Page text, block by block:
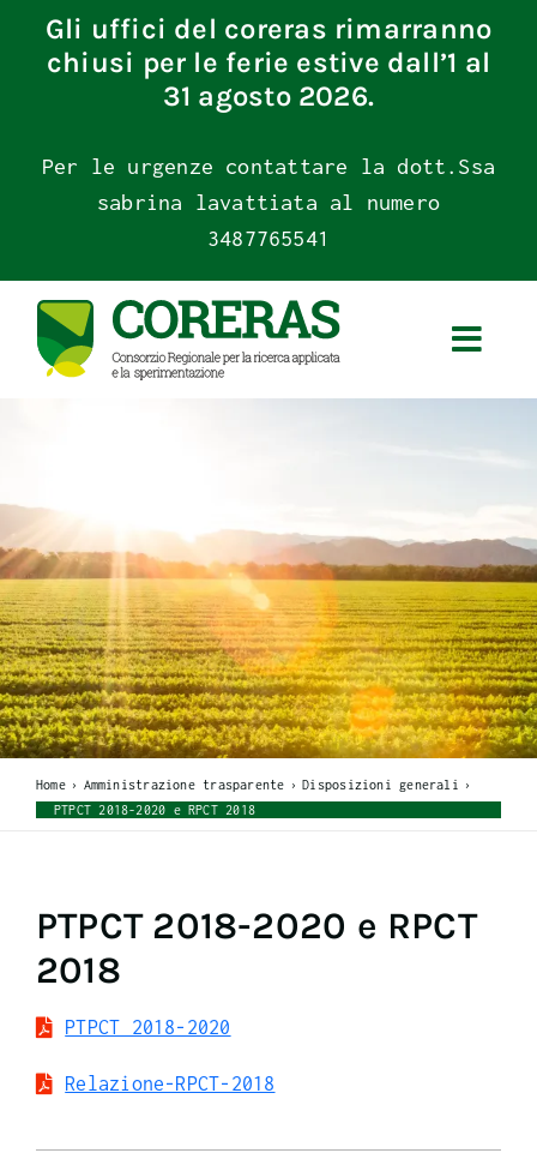
content
Gli uffici del coreras rimarranno
chiusi per le ferie estive dall’1 al
31 agosto 2026.
Per le urgenze contattare la dott.Ssa
sabrina lavattiata al numero
3487765541
Home Amministrazione trasparente
Disposizioni generali
PTPCT 2018-2020 e RPCT 2018
PTPCT 2018-2020 e RPCT
2018
PTPCT 2018-2020
Relazione-RPCT-2018